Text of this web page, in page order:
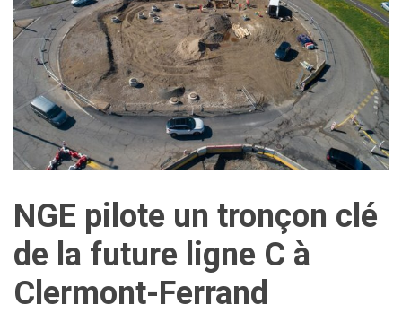
NGE pilote un tronçon clé
de la future ligne C à
Clermont-Ferrand